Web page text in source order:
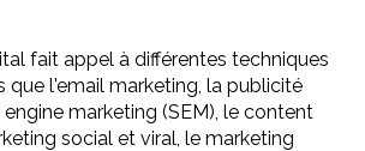
fait appel à différentes techniques
que l'email marketing, la publicité
marketing (SEM), le content
social et viral, le marketing